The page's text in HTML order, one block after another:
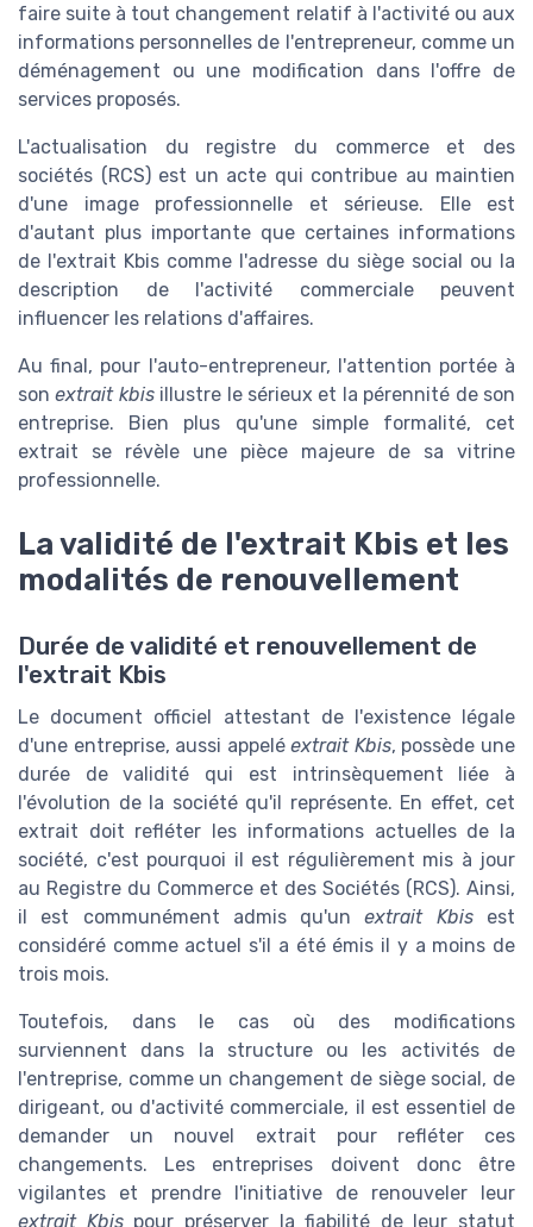
faire suite à tout changement relatif à l'activité ou aux
informations personnelles de l'entrepreneur, comme un
déménagement ou une modification dans l'offre de
services proposés.
L'actualisation du registre du commerce et des
sociétés (RCS) est un acte qui contribue au maintien
d'une image professionnelle et sérieuse. Elle est
d'autant plus importante que certaines informations
de l'extrait Kbis comme l'adresse du siège social ou la
description de l'activité commerciale peuvent
influencer les relations d'affaires.
Au final, pour l'auto-entrepreneur, l'attention portée à
sonextrait kbisillustre le sérieux et la pérennité de son
entreprise. Bien plus qu'une simple formalité, cet
extrait se révèle une pièce majeure de sa vitrine
professionnelle.
La validité de l'extrait Kbis et les
modalités de renouvellement
Durée de validité et renouvellement de
l'extrait Kbis
Le document officiel attestant de l'existence légale
d'une entreprise, aussi appeléextrait Kbis, possède une
durée de validité qui est intrinsèquement liée à
l'évolution de la société qu'il représente. En effet, cet
extrait doit refléter les informations actuelles de la
société, c'est pourquoi il est régulièrement mis à jour
au Registre du Commerce et des Sociétés (RCS). Ainsi,
il est communément admis qu'unextrait Kbisest
considéré comme actuel s'il a été émis il y a moins de
trois mois.
Toutefois, dans le cas où des modifications
surviennent dans la structure ou les activités de
l'entreprise, comme un changement de siège social, de
dirigeant, ou d'activité commerciale, il est essentiel de
demander un nouvel extrait pour refléter ces
changements. Les entreprises doivent donc être
vigilantes et prendre l'initiative de renouveler leur
extrait Kbispour préserver la fiabilité de leur statut